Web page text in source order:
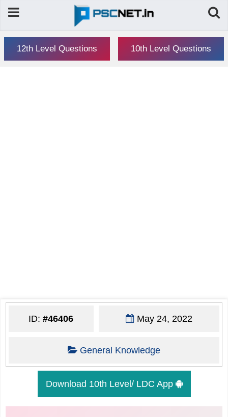
12th Level Questions 10th Level Questions
ID:#46406 May 24, 2022
General Knowledge
Download 10th Level/ LDC App